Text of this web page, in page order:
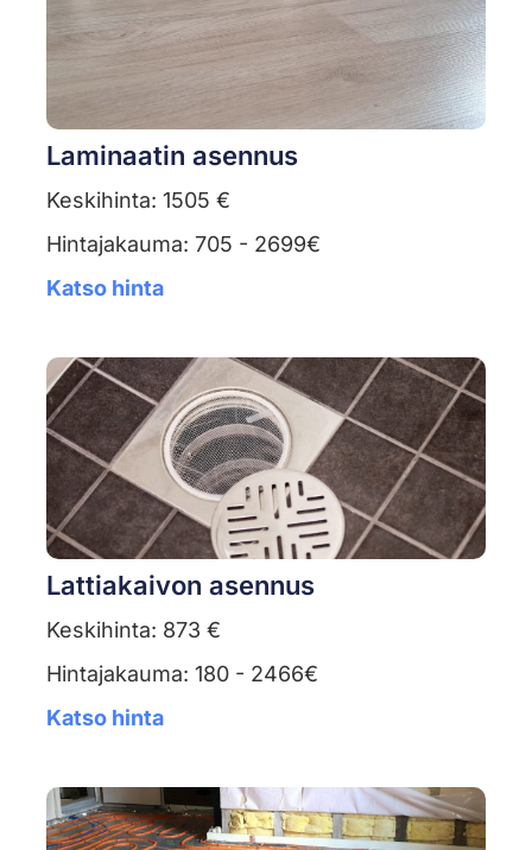
Laminaatin asennus
Keskihinta: 1505 €
Hintajakauma: 705 - 2699€
Katso hinta
Lattiakaivon asennus
Keskihinta: 873 €
Hintajakauma: 180 - 2466€
Katso hinta